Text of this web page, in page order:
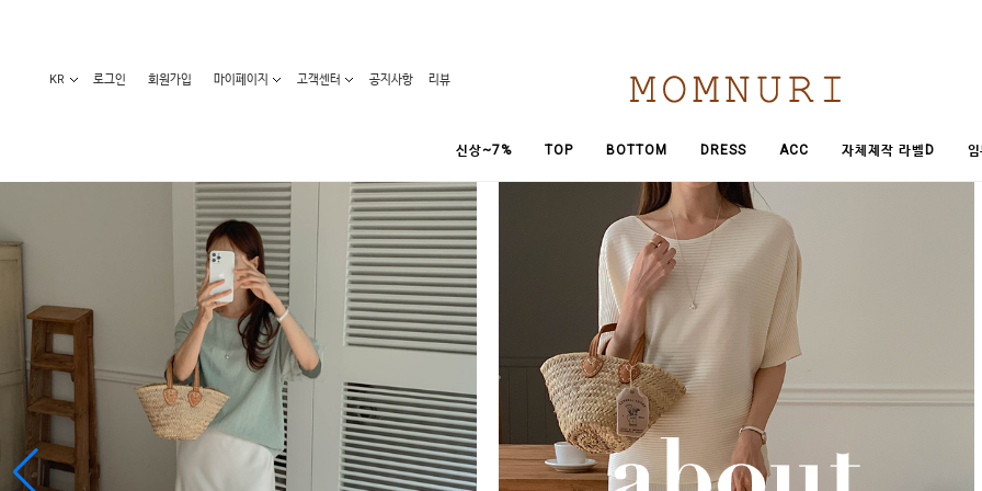
KR 로그인 회원가입 마이페이지 고객센터 공지사항 리뷰
신상~7% TOP BOTTOM DRESS ACC 자체제작 라벨D
오늘발송
세일50-80%
임산부화장품
원피스
블라우스/니트
티/나시
아우터
임산부하의
레깅스/스타킹
수유복
코디아이템
특가상품
홈웨어
요가복
수영복
언더웨어
앱특가